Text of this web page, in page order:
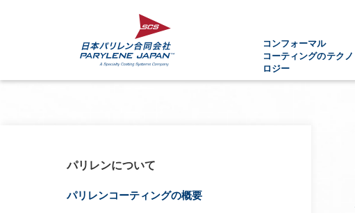
コンフォーマル
コーティングのテクノ
ロジー
パリレンについて
パリレンコーティングの概要